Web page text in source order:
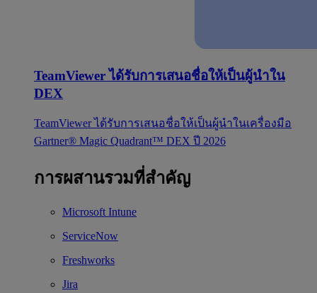
TeamViewer ได้รับการเสนอชื่อให้เป็นผู้นำใน
DEX
TeamViewer ได้รับการเสนอชื่อให้เป็นผู้นำในเครื่องมือ
Gartner® Magic Quadrant™ DEX ปี 2026
การผสานรวมที่สำคัญ
Microsoft Intune
ServiceNow
Freshworks
Jira